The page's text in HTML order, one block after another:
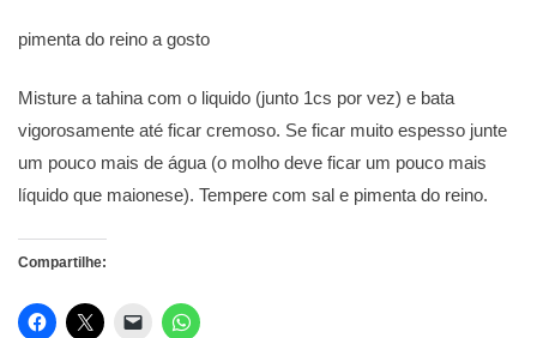
pimenta do reino a gosto
Misture a tahina com o liquido (junto 1cs por vez) e bata
vigorosamente até ficar cremoso. Se ficar muito espesso junte
um pouco mais de água (o molho deve ficar um pouco mais
líquido que maionese). Tempere com sal e pimenta do reino.
Compartilhe: